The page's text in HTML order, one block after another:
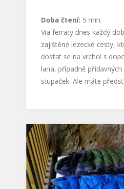
Doba čtení: 5 min.
Via ferraty dnes každý
zajištěné lezecké cesty,
dostat se na vrchol s
lana, případně přídavných
stupaček. Ale máte